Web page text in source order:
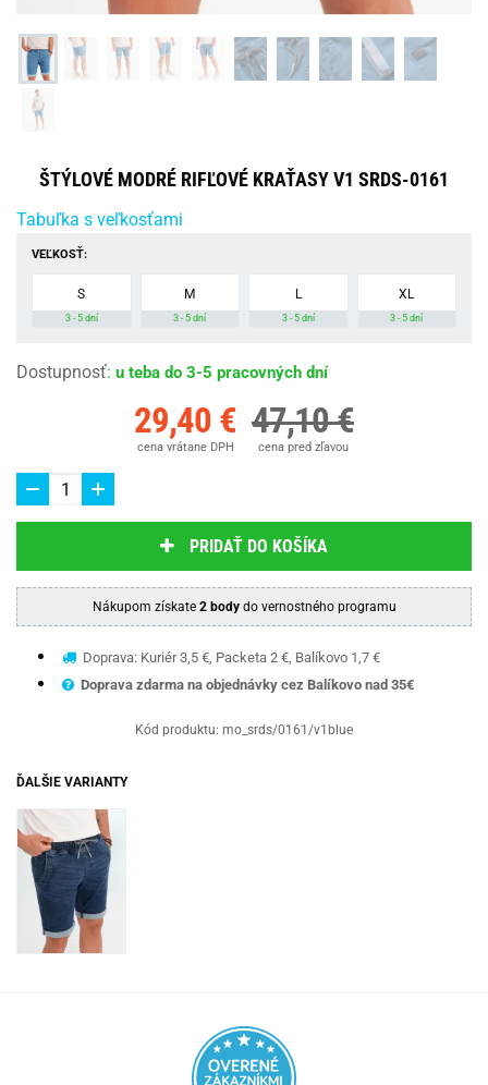
ŠTÝLOVÉ MODRÉ RIFĽOVÉ KRAŤASY V1 SRDS-0161
Tabuľka s veľkosťami
VEĽKOSŤ:
S
3 - 5 dní
M
3 - 5 dní
L
3 - 5 dní
XL
3 - 5 dní
Dostupnosť: u teba do 3-5 pracovných dní
29,40 €
cena vrátane DPH
47,10 €
cena pred zľavou
PRIDAŤ DO KOŠÍKA
Nákupom získate 2 bodydo vernostného programu
Doprava: Kuriér 3,5 €, Packeta 2 €, Balíkovo 1,7 €
Doprava zdarma na objednávky cez Balíkovo nad 35€
Kód produktu: mo_srds/0161/v1blue
ĎALŠIE VARIANTY